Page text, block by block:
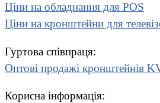
Ціни на обладнання для POS
Ціни на кронштейни для
Гуртова співпраця:
Оптові продажі кронштейнів
Корисна інформація: